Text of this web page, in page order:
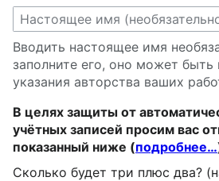
Вводить настоящее имя
заполните его, оно может быть
указания авторства ваших
В целях защиты от
учётных записей просим вас
показанный ниже (подробнее…
Сколько будет три плюс два?